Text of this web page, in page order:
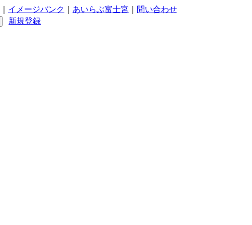
イメージバンク あいらぶ富士宮
問い合わせ
新規登録